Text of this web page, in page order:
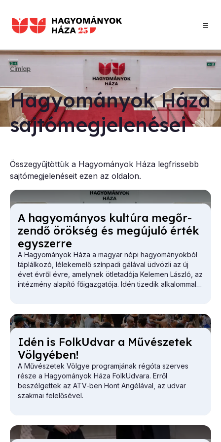
tartalomra
Címlap
Ha­gyo­má­nyok Há­za
saj­tó­meg­je­le­né­sei
Összegyűjtöttük a Hagyományok Háza legfrissebb
sajtómegjelenéseit ezen az oldalon.
A ha­gyo­má­nyos kul­tú­ra meg­őr­
zen­dő örök­ség és meg­úju­ló ér­ték
egy­szer­re
A Hagyományok Háza a magyar népi hagyományokból
táplálkozó, lélekemelő színpadi gálával üdvözli az új
évet évről évre, amelynek ötletadója Kelemen László, az
intézmény alapító főigazgatója. Idén tizedik alkalommal
főigazgatójával a jubileumi műsorról, az elmúlt évek
tapasztalatairól és a 2025-ös év újdonságairól is
Idén is Fol­kUd­var a Mű­vé­sze­tek
Völ­gyé­ben!
A Művészetek Völgye programjának régóta szerves
része a Hagyományok Háza FolkUdvara. Erről
beszélgettek az ATV-ben Hont Angélával, az udvar
szakmai felelősével.